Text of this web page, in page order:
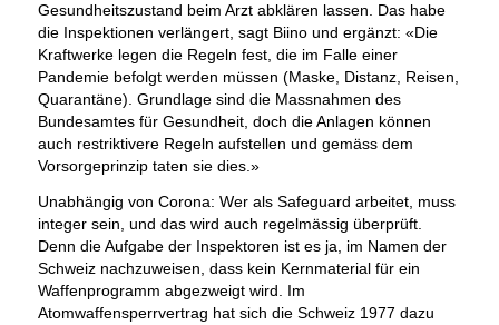
Gesundheitszustand beim Arzt abklären lassen. Das habe
die Inspektionen verlängert, sagt Biino und ergänzt: «Die
Kraftwerke legen die Regeln fest, die im Falle einer
Pandemie befolgt werden müssen (Maske, Distanz, Reisen,
Quarantäne). Grundlage sind die Massnahmen des
Bundesamtes für Gesundheit, doch die Anlagen können
auch restriktivere Regeln aufstellen und gemäss dem
Vorsorgeprinzip taten sie dies.»
Unabhängig von Corona: Wer als Safeguard arbeitet, muss
integer sein, und das wird auch regelmässig überprüft.
Denn die Aufgabe der Inspektoren ist es ja, im Namen der
Schweiz nachzuweisen, dass kein Kernmaterial für ein
Waffenprogramm abgezweigt wird. Im
Atomwaffensperrvertrag hat sich die Schweiz 1977 dazu